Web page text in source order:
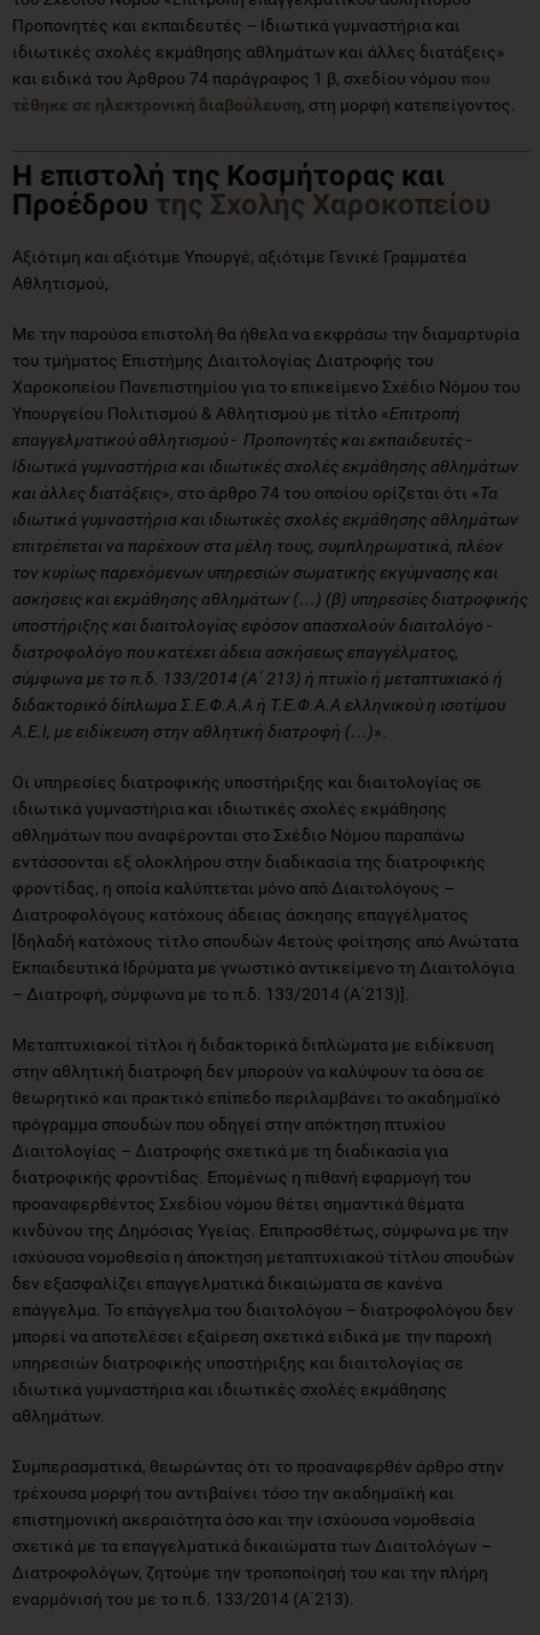
Προπονητές και εκπαιδευτές – Ιδιωτικά γυμναστήρια και
ιδιωτικές σχολές εκμάθησης αθλημάτων και άλλες διατάξεις»
και ειδικά του Άρθρου 74 παράγραφος 1 β, σχεδίου νόμου που
τέθηκε σε ηλεκτρονική διαβούλευση, στη μορφή κατεπείγοντος.
Η επιστολή της Κοσμήτορας και
Προέδρου της Σχολής Χαροκοπείου
Αξιότιμη και αξιότιμε Υπουργέ, αξιότιμε Γενικέ Γραμματέα
Αθλητισμού,
Με την παρούσα επιστολή θα ήθελα να εκφράσω την διαμαρτυρία
του τμήματος Επιστήμης Διαιτολογίας Διατροφής του
Χαροκοπείου Πανεπιστημίου για το επικείμενο Σχέδιο Νόμου του
Υπουργείου Πολιτισμού & Αθλητισμού με τίτλο «Επιτροπή
επαγγελματικού αθλητισμού - Προπονητές και εκπαιδευτές -
Ιδιωτικά γυμναστήρια και ιδιωτικές σχολές εκμάθησης αθλημάτων
και άλλες διατάξεις», στο άρθρο 74 του οποίου ορίζεται ότι «Τα
ιδιωτικά γυμναστήρια και ιδιωτικές σχολές εκμάθησης αθλημάτων
επιτρέπεται να παρέχουν στα μέλη τους, συμπληρωματικά, πλέον
τον κυρίως παρεχόμενων υπηρεσιών σωματικής εκγύμνασης και
ασκήσεις και εκμάθησης αθλημάτων (…) (β) υπηρεσίες διατροφικής
υποστήριξης και διαιτολογίας εφόσον απασχολούν διαιτολόγο -
διατροφολόγο που κατέχει άδεια ασκήσεως επαγγέλματος,
σύμφωνα με το π.δ. 133/2014 (Α΄ 213) ή πτυχίο ή μεταπτυχιακό ή
διδακτορικό δίπλωμα Σ.Ε.Φ.Α.Α ή Τ.Ε.Φ.Α.Α ελληνικού η ισοτίμου
Α.Ε.I, με ειδίκευση στην αθλητική διατροφή (…)».
Οι υπηρεσίες διατροφικής υποστήριξης και διαιτολογίας σε
ιδιωτικά γυμναστήρια και ιδιωτικές σχολές εκμάθησης
αθλημάτων που αναφέρονται στο Σχέδιο Νόμου παραπάνω
εντάσσονται εξ ολοκλήρου στην διαδικασία της διατροφικής
φροντίδας, η οποία καλύπτεται μόνο από Διαιτολόγους –
Διατροφολόγους κατόχους άδειας άσκησης επαγγέλματος
[δηλαδή κατόχους τίτλο σπουδών 4ετούς φοίτησης από Ανώτατα
Εκπαιδευτικά Ιδρύματα με γνωστικό αντικείμενο τη Διαιτολόγια
– Διατροφή, σύμφωνα με το π.δ. 133/2014 (Α΄213)].
Μεταπτυχιακοί τίτλοι ή διδακτορικά διπλώματα με ειδίκευση
στην αθλητική διατροφή δεν μπορούν να καλύψουν τα όσα σε
θεωρητικό και πρακτικό επίπεδο περιλαμβάνει το ακαδημαϊκό
πρόγραμμα σπουδών που οδηγεί στην απόκτηση πτυχίου
Διαιτολογίας – Διατροφής σχετικά με τη διαδικασία για
διατροφικής φροντίδας. Επομένως η πιθανή εφαρμογή του
προαναφερθέντος Σχεδίου νόμου θέτει σημαντικά θέματα
κινδύνου της Δημόσιας Υγείας. Επιπροσθέτως, σύμφωνα με την
ισχύουσα νομοθεσία η άποκτηση μεταπτυχιακού τίτλου σπουδών
δεν εξασφαλίζει επαγγελματικά δικαιώματα σε κανένα
επάγγελμα. Το επάγγελμα του διαιτολόγου – διατροφολόγου δεν
μπορεί να αποτελέσει εξαίρεση σχετικά ειδικά με την παροχή
υπηρεσιών διατροφικής υποστήριξης και διαιτολογίας σε
ιδιωτικά γυμναστήρια και ιδιωτικές σχολές εκμάθησης
αθλημάτων.
Συμπερασματικά, θεωρώντας ότι το προαναφερθέν άρθρο στην
τρέχουσα μορφή του αντιβαίνει τόσο την ακαδημαϊκή και
επιστημονική ακεραιότητα όσο και την ισχύουσα νομοθεσία
σχετικά με τα επαγγελματικά δικαιώματα των Διαιτολόγων –
Διατροφολόγων, ζητούμε την τροποποίησή του και την πλήρη
εναρμόνισή του με το π.δ. 133/2014 (Α΄213).